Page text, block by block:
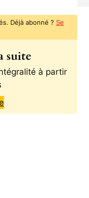
Déjà abonné ? Se
suite
à partir